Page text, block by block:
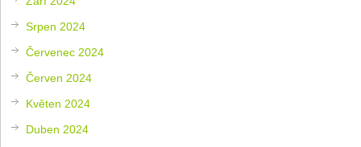
Srpen 2024
Červenec 2024
Červen 2024
Květen 2024
Duben 2024